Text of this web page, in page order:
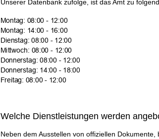
Unserer Datenbank zufolge, ist das Amt zu
Welche Dienstleistungen werden
Neben dem Ausstellen von offiziellen